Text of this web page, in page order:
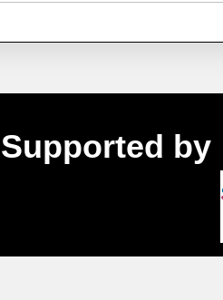
Supported by